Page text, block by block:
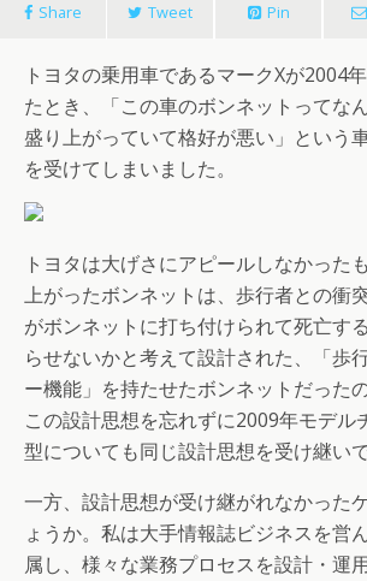
Share Tweet Pin
トヨタの乗用車であるマークXが2004
たとき、「この車のボンネットってな
盛り上がっていて格好が悪い」という
を受けてしまいました。
トヨタは大げさにアピールしなかった
上がったボンネットは、歩行者との衝
がボンネットに打ち付けられて死亡す
らせないかと考えて設計された、「歩
ー機能」を持たせたボンネットだった
この設計思想を忘れずに2009年モデル
型についても同じ設計思想を受け継いで
一方、設計思想が受け継がれなかった
ょうか。私は大手情報誌ビジネスを営
属し、様々な業務プロセスを設計・運